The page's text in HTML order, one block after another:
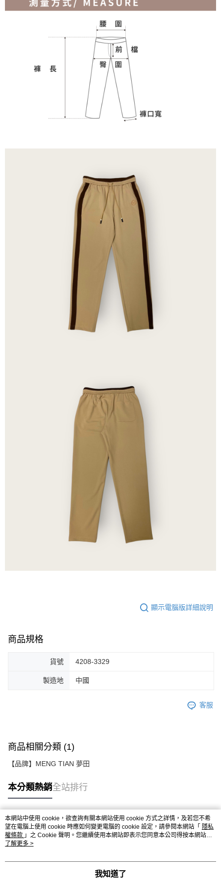
顯示電腦版詳細說明
商品規格
貨號 4208-3329
製造地 中國
客服
商品相關分類 (1)
【品牌】MENG TIAN 夢田
本分類熱銷全站排行
熱門標籤
本網站中使用 cookie，欲查詢有關本網站使用 cookie 方式之詳情，及若您不希
望在電腦上使用 cookie 時應如何變更電腦的 cookie 設定，請參閱本網站「 隱私
權條款 」之 Cookie 聲明。您繼續使用本網站即表示您同意本公司得按本網站使
用條款之 Cookie 聲明使用 cookie。
了解更多 >
我知道了